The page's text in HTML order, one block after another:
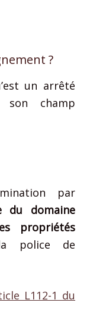
?
un arrêté
son champ
par
du domaine
propriétés
police de
L112-1 du